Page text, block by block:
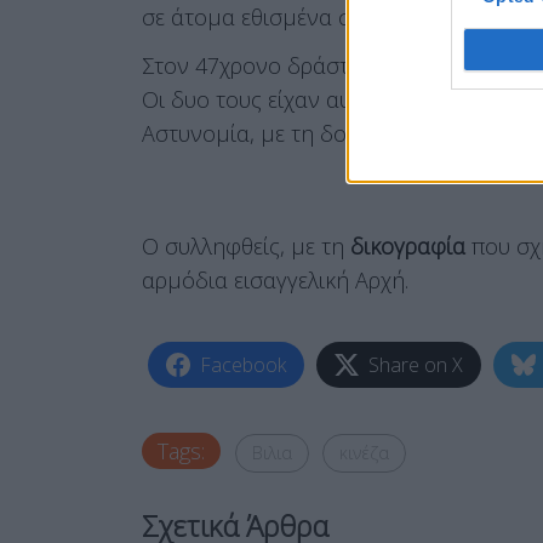
σε άτομα εθισμένα στα τυχερά παιχνίδια.
Στον 47χρονο δράστη
είχε δανείσει
Οι δυο τους είχαν αυτή τη χρηματική
Αστυνομία, με τη δολοφονία. Οι δυο
Ο συλληφθείς, με τη δικογραφία που
αρμόδια εισαγγελική Αρχή.
Facebook Share on X
Tags:
Σχετικά Άρθρα